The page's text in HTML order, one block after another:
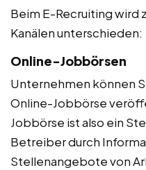
Beim E-Recruiting wird
Kanälen unterschieden:
Online-Jobbörsen
Unternehmen können
Online-Jobbörse
Jobbörse ist also ein
Betreiber durch
Stellenangebote von